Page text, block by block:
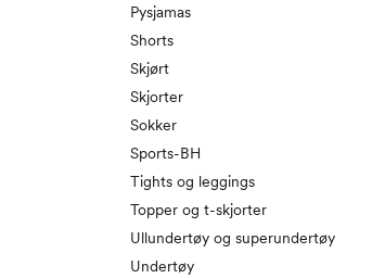
Pysjamas
Shorts
Skjørt
Skjorter
Sokker
Sports-BH
Tights og leggings
Topper og t-skjorter
Ullundertøy og superundertøy
Undertøy